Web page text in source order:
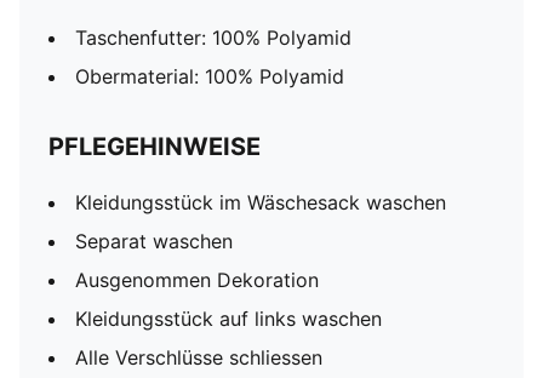
Taschenfutter: 100% Polyamid
Obermaterial: 100% Polyamid
PFLEGEHINWEISE
Kleidungsstück im Wäschesack waschen
Separat waschen
Ausgenommen Dekoration
Kleidungsstück auf links waschen
Alle Verschlüsse schliessen